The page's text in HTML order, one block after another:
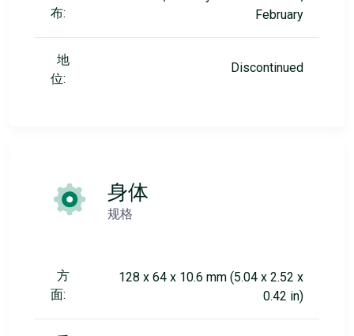
布:
February
地
位:
Discontinued
身体
规格
方
面:
128 x 64 x 10.6 mm (5.04 x 2.52 x
0.42 in)